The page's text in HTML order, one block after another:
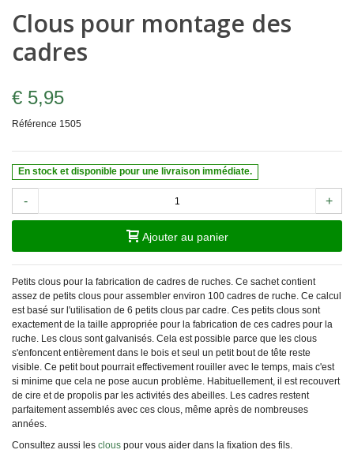
Clous pour montage des
cadres
€ 5,95
Référence 1505
En stock et disponible pour une livraison immédiate.
- +
Ajouter au panier
Petits clous pour la fabrication de cadres de ruches. Ce sachet contient
assez de petits clous pour assembler environ 100 cadres de ruche. Ce calcul
est basé sur l'utilisation de 6 petits clous par cadre. Ces petits clous sont
exactement de la taille appropriée pour la fabrication de ces cadres pour la
ruche. Les clous sont galvanisés. Cela est possible parce que les clous
s'enfoncent entièrement dans le bois et seul un petit bout de tête reste
visible. Ce petit bout pourrait effectivement rouiller avec le temps, mais c'est
si minime que cela ne pose aucun problème. Habituellement, il est recouvert
de cire et de propolis par les activités des abeilles. Les cadres restent
parfaitement assemblés avec ces clous, même après de nombreuses
années.
Consultez aussi les clous pour vous aider dans la fixation des fils.